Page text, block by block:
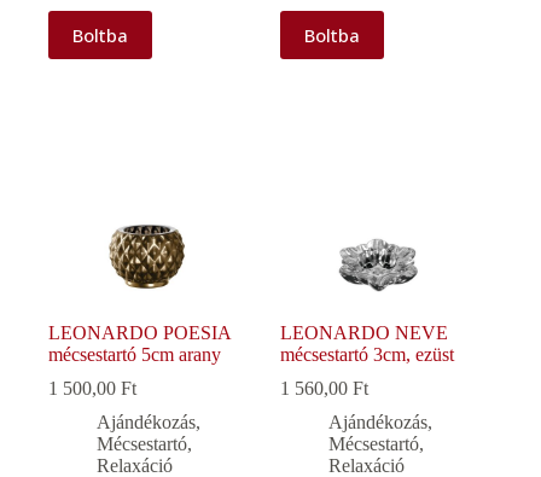
Boltba Boltba
LEONARDO POESIA
mécsestartó 5cm arany
1 500,00 Ft
Ajándékozás,
Mécsestartó,
Relaxáció
LEONARDO NEVE
mécsestartó 3cm, ezüst
1 560,00Ft
Ajándékozás,
Mécsestartó,
Relaxáció